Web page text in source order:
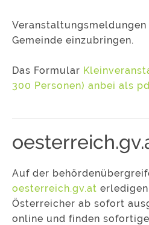
Gemeinde einzubringen.
Das Formular
300 Personen) anbei als
Auf der
oesterreich.gv.at
Österreicher ab sofort
online und finden